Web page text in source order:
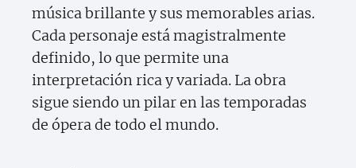
música brillante y sus memorables arias.
Cada personaje está magistralmente
definido, lo que permite una
interpretación rica y variada. La obra
sigue siendo un pilar en las temporadas
de ópera de todo el mundo.